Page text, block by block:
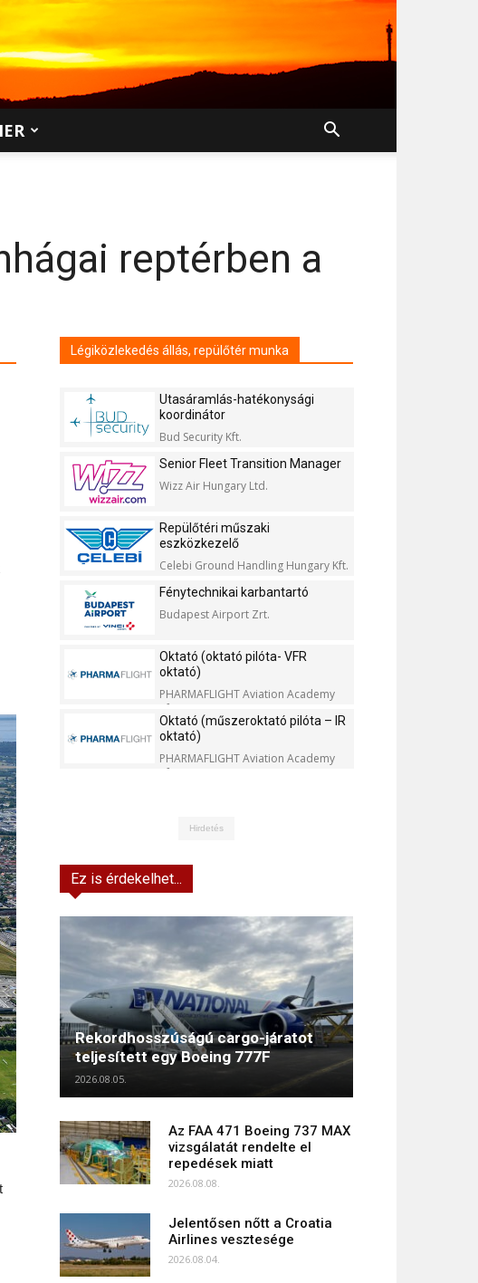
reptérben a
Légiközlekedés állás, repülőtér munka
Utasáramlás-hatékonysági
koordinátor
Bud Security Kft.
Senior Fleet Transition Manager
Wizz Air Hungary Ltd.
Repülőtéri műszaki
eszközkezelő
Celebi Ground Handling Hungary Kft.
Fénytechnikai karbantartó
Budapest Airport Zrt.
Oktató (oktató pilóta- VFR
oktató)
PHARMAFLIGHT Aviation Academy
Kft.
Oktató (műszeroktató pilóta – IR
oktató)
PHARMAFLIGHT Aviation Academy
Kft.
Hirdetés
Ez is érdekelhet...
Rekordhosszúságú cargo-járatot
teljesített egy Boeing 777F
2026.08.05.
Az FAA 471 Boeing 737 MAX
vizsgálatát rendelte el
repedések miatt
2026.08.08.
Jelentősen nőtt a Croatia
Airlines vesztesége
2026.08.04.